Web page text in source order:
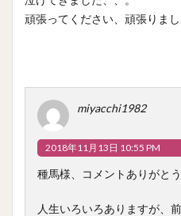
頑張ってください、頑張りまし
miyacchi1982
2018年11月13日 10:55 PM
種馬様、コメントありがとう
人生いろいろありますが、